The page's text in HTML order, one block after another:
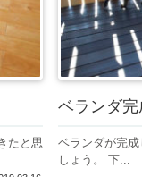
たと思
ベランダ完
ベランダが完
しょう。 下...